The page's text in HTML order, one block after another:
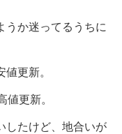
うか迷ってるうちに
更新。
値更新。
したけど、地合いが